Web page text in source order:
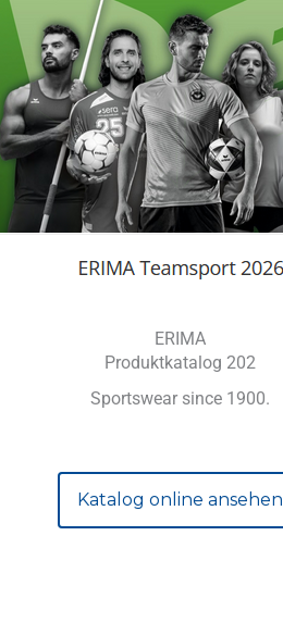
ERIMA
Produktkatalog 202
Sportswear since 1900.
Katalog online ansehen